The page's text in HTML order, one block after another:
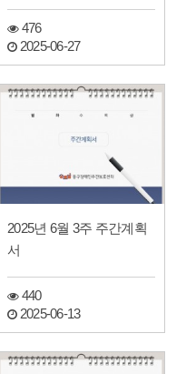
476
2025-06-27
2025년 6월 3주 주간계획
서
440
2025-06-13